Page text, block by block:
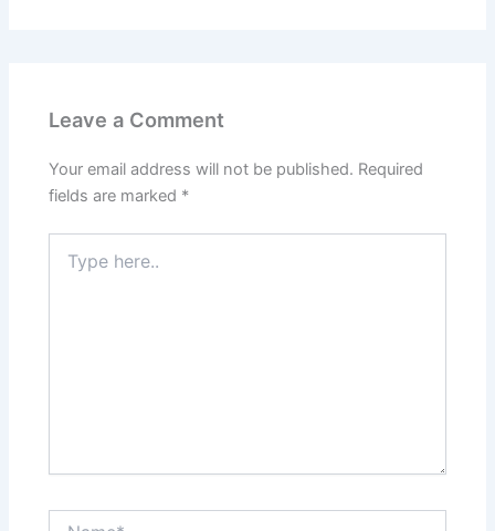
Leave a Comment
Your email address will not be published. Required
fields are marked *
here..